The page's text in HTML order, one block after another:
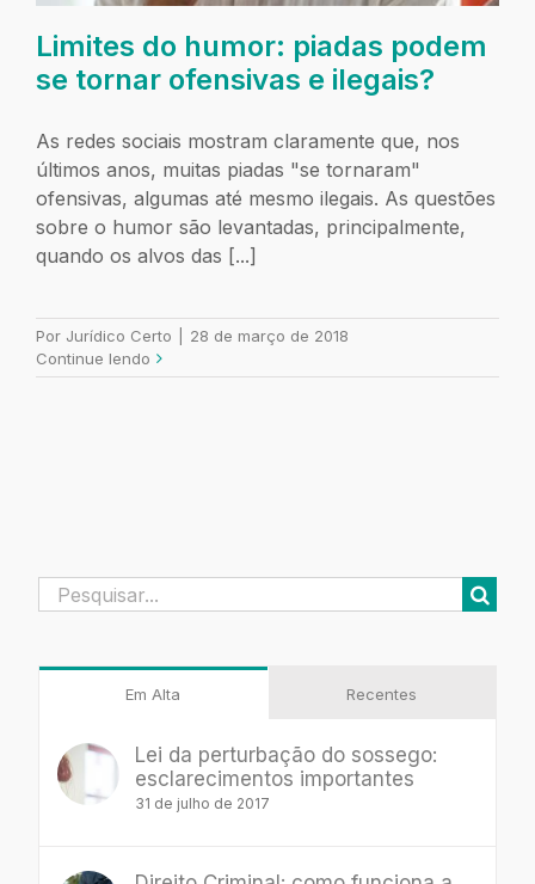
Limites do humor: piadas podem
se tornar ofensivas e ilegais?
As redes sociais mostram claramente que, nos
últimos anos, muitas piadas "se tornaram"
ofensivas, algumas até mesmo ilegais. As questões
sobre o humor são levantadas, principalmente,
quando os alvos das [...]
Por Jurídico Certo
28 de março de 2018
Continue lendo
Buscar
Em Alta Recentes
Lei da perturbação do sossego:
esclarecimentos importantes
31 de julho de 2017